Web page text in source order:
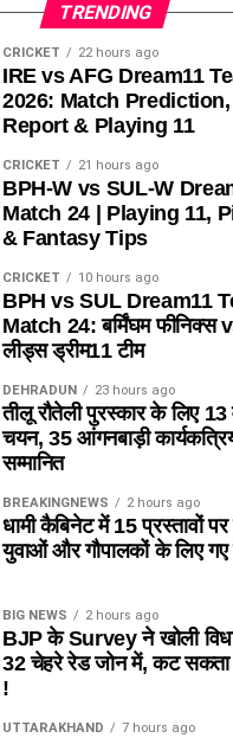
TRENDING
CRICKET 22 hours ago
IRE vs AFG Dream11
2026: Match
Report & Playing 11
CRICKET 21 hours ago
BPH-W vs SUL-W
Match 24 | Playing 11,
& Fantasy Tips
CRICKET 10 hours ago
BPH vs SUL Dream11
Match 24: बर्मिंघम फीनिक्स
लीड्स ड्रीम11 टीम
DEHRADUN 23 hours ago
तीलू रौतेली पुरस्कार के लिए 13
चयन, 35 आंगनबाड़ी
सम्मानित
BREAKINGNEWS 2 hours ago
धामी कैबिनेट में 15 प्रस्तावों
युवाओं और गौपालकों के लिए
BIG NEWS 2 hours ago
BJP के Survey ने खोली
32 चेहरे रेड जोन में, कट
!
UTTARAKHAND 7 hours ago